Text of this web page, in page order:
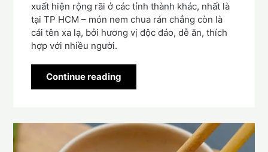
xuất hiện rộng rãi ở các tỉnh thành khác, nhất là
tại TP HCM – món nem chua rán chẳng còn là
cái tên xa lạ, bởi hương vị độc đáo, dễ ăn, thích
hợp với nhiều người.
Continue reading